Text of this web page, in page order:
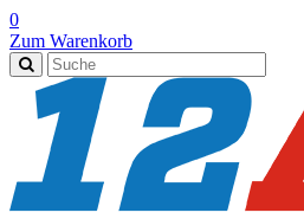
0
Zum Warenkorb